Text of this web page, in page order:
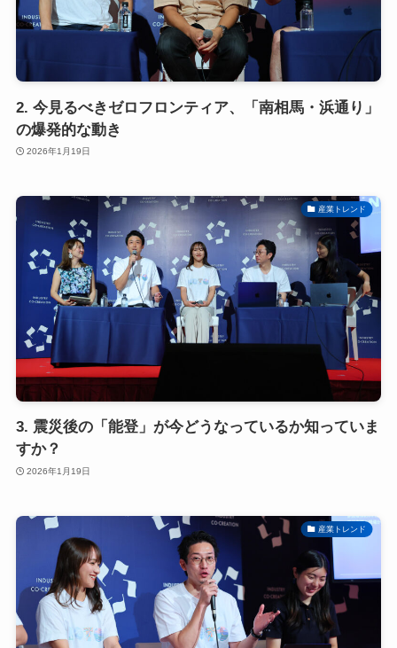
2. 今見るべきゼロフロンティア、「南相馬・浜通り」
の爆発的な動き
2026年1月19日
産業トレンド
3. 震災後の「能登」が今どうなっているか知っていま
すか？
2026年1月19日
産業トレンド